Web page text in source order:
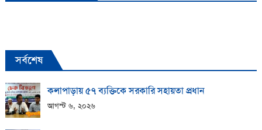
সর্বশেষ
কলাপাড়ায় ​৫৭ ব্যক্তিকে সরকারি সহায়তা প্রধান
আগস্ট ৬, ২০২৬